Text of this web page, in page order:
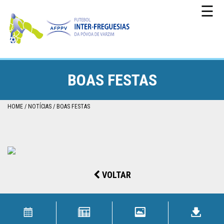
CAMPEONATO
PÓVOA
LIGA
☰
BOAS FESTAS
HOME NOTÍCIAS BOAS FESTAS
VOLTAR